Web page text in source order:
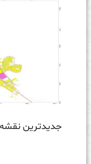
جدیدترین نقشه